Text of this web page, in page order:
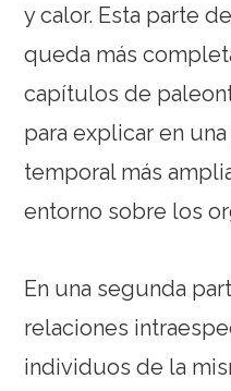
y calor. Esta parte
queda más
capítulos de
para explicar en
temporal más
entorno sobre los
En una segunda
relaciones
individuos de la